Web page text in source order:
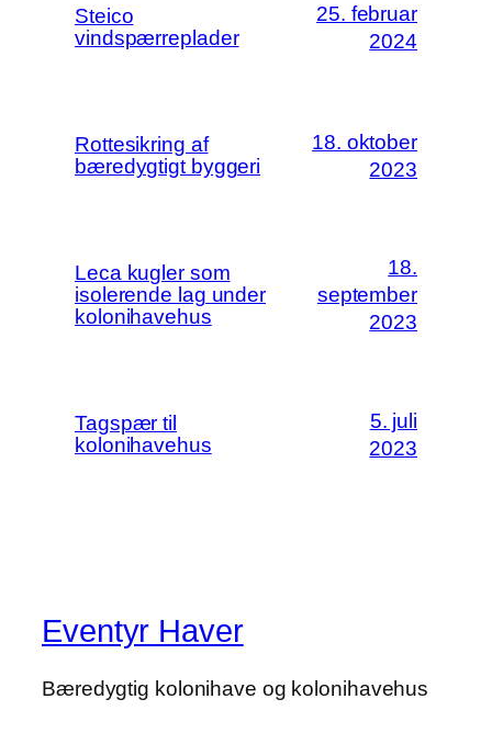
Steico
vindspærreplader
25. februar
2024
Rottesikring af
bæredygtigt byggeri
18. oktober
2023
Leca kugler som
isolerende lag under
kolonihavehus
18.
september
2023
Tagspær til
kolonihavehus
5. juli
2023
Eventyr Haver
Bæredygtig kolonihave og kolonihavehus